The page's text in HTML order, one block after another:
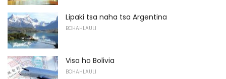
Lipaki tsa naha tsa Argentina
BOHAHLAULI
Visa ho Bolivia
BOHAHLAULI